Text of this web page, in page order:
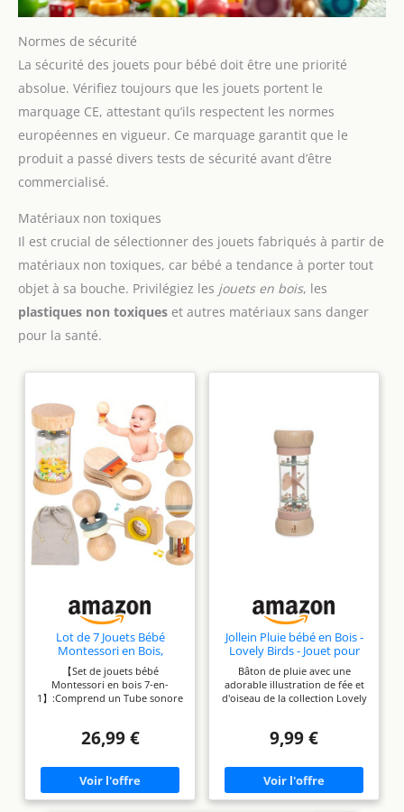
Normes de sécurité
La sécurité des jouets pour bébé doit être une priorité
absolue. Vérifiez toujours que les jouets portent le
marquage CE, attestant qu’ils respectent les normes
européennes en vigueur. Ce marquage garantit que le
produit a passé divers tests de sécurité avant d’être
commercialisé.
Matériaux non toxiques
Il est crucial de sélectionner des jouets fabriqués à partir de
matériaux non toxiques, car bébé a tendance à porter tout
objet à sa bouche. Privilégiez les jouets en bois, les
plastiques non toxiques et autres matériaux sans danger
pour la santé.
Lot de 7 Jouets Bébé
Montessori en Bois,
Sensoriels et Musicaux, 0-
12 Mois
【Set de jouets bébé
Montessori en bois 7-en-
1】:Comprend un Tube sonore
bois,Balle sensorielle,Marteau
en bois,Sac de rangement.
【Jeux variés】:Grâce à
différentes sonorités,
mouvements et variations
26,99 €
Jollein Pluie bébé en Bois -
Lovely Birds - Jouet pour
bébé à partir de 0 Mois -
avec Motif fée Amy et
Oiseau - Favorise Les Sens
et la motricité - Vieux
Bâton de pluie avec une
adorable illustration de fée et
d'oiseau de la collection Lovely
autres jouets de la série
boules colorées circulent à
travers la partie intérieure
transparente et produisent
des sons de pluie apaisants qui
9,99 €